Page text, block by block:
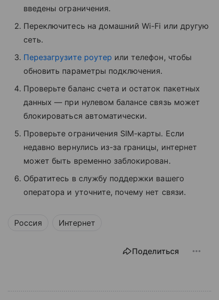
введены ограничения.
Переключитесь на домашний Wi-Fi или другую
сеть.
Перезагрузите роутер или телефон, чтобы
обновить параметры подключения.
Проверьте баланс счета и остаток пакетных
данных — при нулевом балансе связь может
блокироваться автоматически.
Проверьте ограничения SIM-карты. Если
недавно вернулись из-за границы, интернет
может быть временно заблокирован.
Обратитесь в службу поддержки вашего
оператора и уточните, почему нет связи.
Россия Интернет
Поделиться